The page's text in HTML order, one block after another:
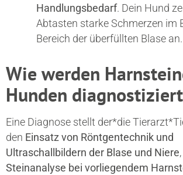
Handlungsbedarf. Dein Hund
Abtasten starke Schmerzen im
Bereich der überfüllten Blase an.
Wie werden
Hunden
Eine Diagnose stellt der*die
den Einsatz von Röntgentechnik und
Ultraschallbildern der Blase und Niere
Steinanalyse bei vorliegendem